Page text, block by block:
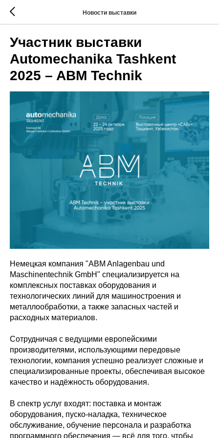
Новости выставки
Участник выставки
Automechanika Tashkent
2025 – ABM Technik
Немецкая компания "ABM Anlagenbau und
Maschinentechnik GmbH" специализируется на
комплексных поставках оборудования и
технологических линий для машиностроения и
металлообработки, а также запасных частей и
расходных материалов.
Сотрудничая с ведущими европейскими
производителями, использующими передовые
технологии, компания успешно реализует сложные и
специализированные проекты, обеспечивая высокое
качество и надёжность оборудования.
В спектр услуг входят: поставка и монтаж
оборудования, пуско-наладка, техническое
обслуживание, обучение персонала и разработка
программного обеспечения — всё для того, чтобы